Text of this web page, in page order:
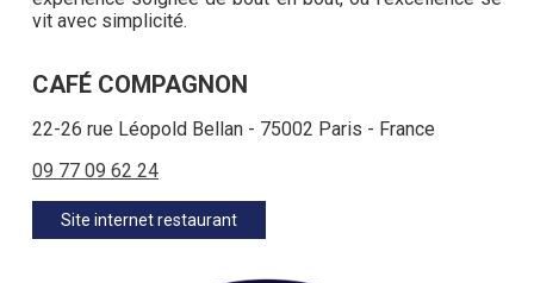
vit avec simplicité.
CAFÉ COMPAGNON
22-26 rue Léopold Bellan - 75002 Paris - France
09 77 09 62 24
Site internet restaurant